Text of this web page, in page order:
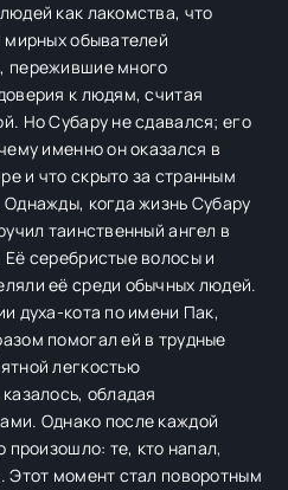
как лакомства, что
мирных обывателей
пережившие много
к людям, считая
Но Субару не сдавался; его
именно он оказался в
и что скрыто за странным
когда жизнь Субару
таинственный ангел в
серебристые волосы и
её среди обычных людей.
духа-кота по имени Пак,
помогал ей в трудные
легкостью
обладая
Однако после каждой
произошло: те, кто напал,
Этот момент стал поворотным